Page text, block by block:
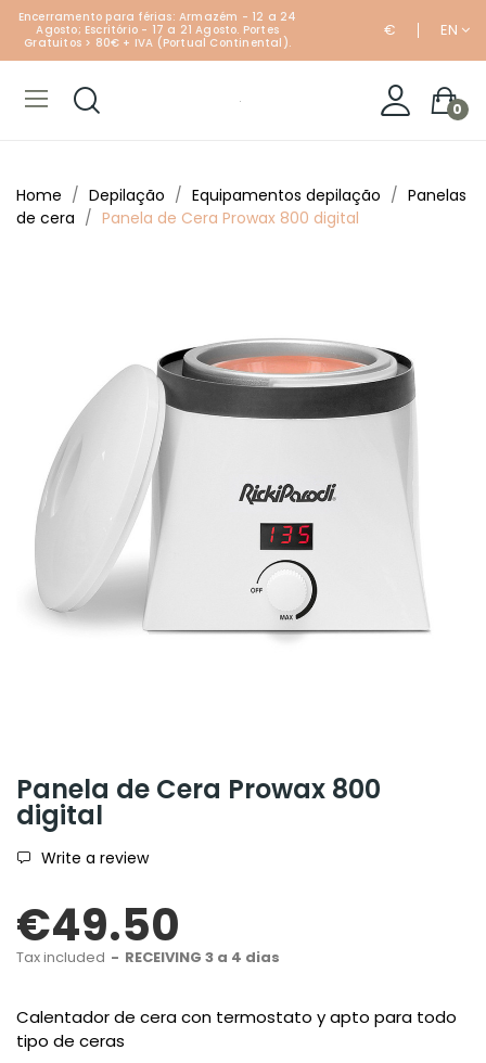
Encerramento para férias: Armazém - 12 a 24
Agosto; Escritório - 17 a 21 Agosto. Portes
Gratuitos > 80€ + IVA (Portual Continental).
€ EN
0
Home Depilação Equipamentos depilação
Panelas
de cera
Panela de Cera Prowax 800 digital
Panela de Cera Prowax 800
digital
Write a review
€49.50
Tax included RECEIVING 3 a 4 dias
Calentador de cera con termostato y apto para todo
tipo de ceras